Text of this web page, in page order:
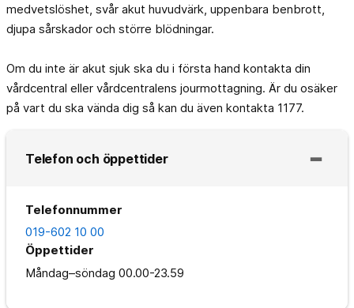
medvetslöshet, svår akut huvudvärk, uppenbara benbrott,
djupa sårskador och större blödningar.
Om du inte är akut sjuk ska du i första hand kontakta din
vårdcentral eller vårdcentralens jourmottagning. Är du osäker
på vart du ska vända dig så kan du även kontakta 1177.
Telefon och öppettider
Telefonnummer
019-602 10 00
Öppettider
Måndag–söndag 00.00-23.59